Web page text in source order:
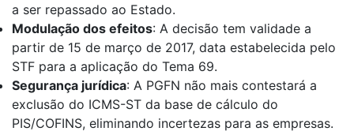
a ser repassado ao Estado.
Modulação dos efeitos: A decisão tem validade a
partir de 15 de março de 2017, data estabelecida pelo
STF para a aplicação do Tema 69.
Segurança jurídica: A PGFN não mais contestará a
exclusão do ICMS-ST da base de cálculo do
PIS/COFINS, eliminando incertezas para as empresas.